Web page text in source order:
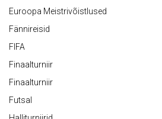
Euroopa Meistrivõistlused
Fännireisid
FIFA
Finaalturniir
Finaalturniir
Futsal